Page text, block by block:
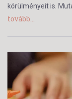
körülményeit is.
tovább...